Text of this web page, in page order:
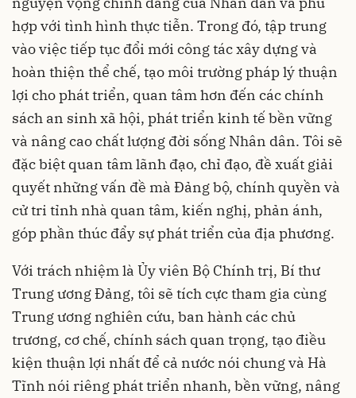
hợp với tình hình thực tiễn. Trong đó, tập trung
vào việc tiếp tục đổi mới công tác xây dựng và
hoàn thiện thể chế, tạo môi trường pháp lý thuận
lợi cho phát triển, quan tâm hơn đến các chính
sách an sinh xã hội, phát triển kinh tế bền vững
và nâng cao chất lượng đời sống Nhân dân. Tôi sẽ
đặc biệt quan tâm lãnh đạo, chỉ đạo, đề xuất giải
quyết những vấn đề mà Đảng bộ, chính quyền và
cử tri tỉnh nhà quan tâm, kiến nghị, phản ánh,
góp phần thúc đẩy sự phát triển của địa phương.
Với trách nhiệm là Ủy viên Bộ Chính trị, Bí thư
Trung ương Đảng, tôi sẽ tích cực tham gia cùng
Trung ương nghiên cứu, ban hành các chủ
trương, cơ chế, chính sách quan trọng, tạo điều
kiện thuận lợi nhất để cả nước nói chung và Hà
Tĩnh nói riêng phát triển nhanh, bền vững, nâng